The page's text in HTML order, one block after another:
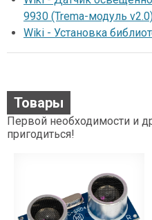
9930 (Trema-модуль
Wiki - Установка
Товары
Первой необходимости и
пригодиться!